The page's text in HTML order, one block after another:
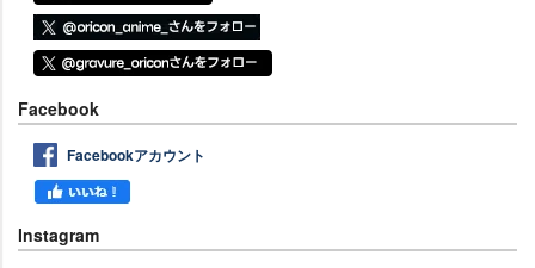
Facebook
Facebookアカウント
Instagram